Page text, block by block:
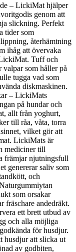
– LickiMat hjälper
genom att
slickning. Perfekt
tider som
återhämtning
ihåg att övervaka
Tuff och
som håller på
tugga vad som
diskmaskinen.
– LickiMats
på hundar och
allt från yoghurt,
till råa, våta, torra
vilket gör att
LickiMats är
mediciner till
främjar njutningsfull
genererar saliv som
och
som orsakar
fräschare andedräkt.
ett brett utbud av
och alla möjliga
för husdjur.
husdjur att slicka ut
av godbiten,